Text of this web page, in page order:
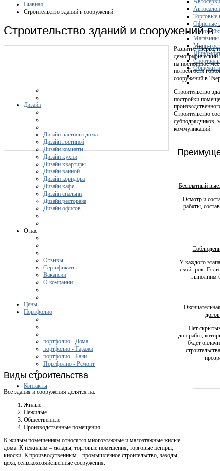
Торговые
Офисные
Магазины
Мини-
Спортзалы
Дизайн
Дизайн частного дома
Дизайн гостиной
Дизайн комнаты
Дизайн кухни
Дизайн квартиры
Дизайн ванной
Дизайн коридора
Дизайн кафе
Дизайн спальни
Дизайн ресторана
Дизайн офисов
О нас
Отзывы
Сертификаты
Вакансии
О компании
Цены
Портфолио
портфолио - Дома
портфолио - Гаражи
портфолио - Бани
Портфолио - Ремонт
Контакты
Главная
Строительство зданий и сооружений
Строительство зданий и сооружений в
Развитие Тверьа,
демографический
на постоянное
потребности
сооружений в
Строительство
постройки
Строительство
субподрядчиков,
коммуникаций.
Бесплатный
Осмотр и
работы,
У каждого этапа
свой срок.
выполним
Нет
доп.работ,
будет
Виды строительства
Все здания и сооружения делятся на:
Жилые
Нежилые
Общественные
Производственные помещения.
К жилым помещениям относятся многоэтажные и малоэтажные жилые
дома. К нежилым – склады, торговые помещения, торговые центры,
киоски. К производственным – промышленное строительство, заводы,
цеха, сельскохозяйственные сооружения.